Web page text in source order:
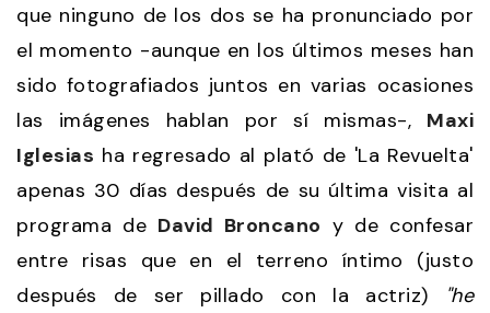
que ninguno de los dos se ha pronunciado por
el momento -aunque en los últimos meses han
sido fotografiados juntos en varias ocasiones
las imágenes hablan por sí mismas-, Maxi
Iglesias ha regresado al plató de 'La Revuelta'
apenas 30 días después de su última visita al
programa de David Broncano y de confesar
entre risas que en el terreno íntimo (justo
después de ser pillado con la actriz)
"he